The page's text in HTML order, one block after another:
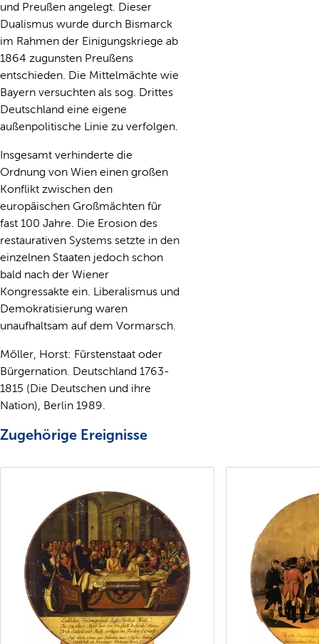
und Preußen angelegt. Dieser
Dualismus wurde durch Bismarck
im Rahmen der Einigungskriege ab
1864 zugunsten Preußens
entschieden. Die Mittelmächte wie
Bayern versuchten als sog. Drittes
Deutschland eine eigene
außenpolitische Linie zu verfolgen.
Insgesamt verhinderte die
Ordnung von Wien einen großen
Konflikt zwischen den
europäischen Großmächten für
fast 100 Jahre. Die Erosion des
restaurativen Systems setzte in den
einzelnen Staaten jedoch schon
bald nach der Wiener
Kongressakte ein. Liberalismus und
Demokratisierung waren
unaufhaltsam auf dem Vormarsch.
Möller, Horst: Fürstenstaat oder
Bürgernation. Deutschland 1763-
1815 (Die Deutschen und ihre
Nation), Berlin 1989.
Zugehörige Ereignisse